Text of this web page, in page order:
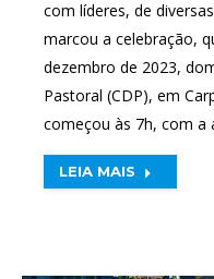
com líderes, de
marcou a celebração,
dezembro de 2023,
Pastoral (CDP), em
começou às 7h, com a
LEIA MAIS